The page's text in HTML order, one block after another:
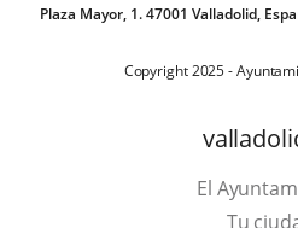
Plaza Mayor, 1. 47001 Valladolid,
Copyright 2025 -
El
Tu